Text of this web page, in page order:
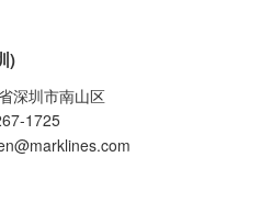
)
深圳市南山区
1725